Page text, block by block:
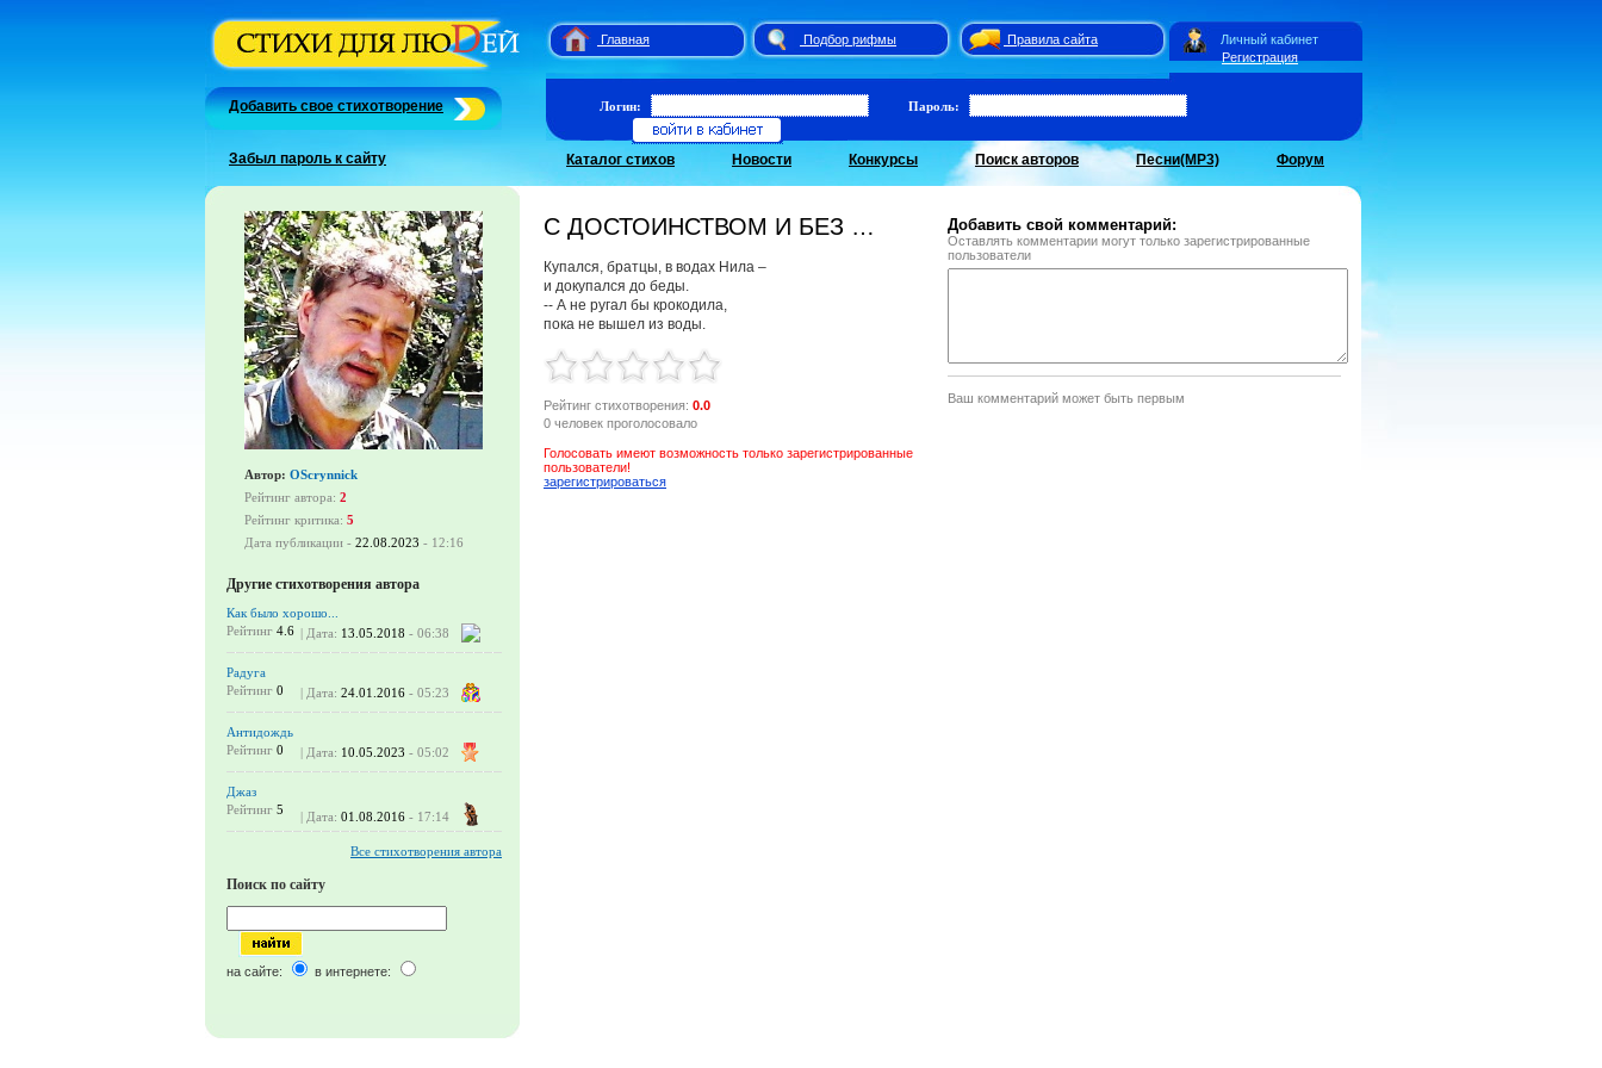
Главная Подбор рифмы
Правила сайта
Регистрация
Личный кабинет
Добавить свое стихотворение
Забыл пароль к сайту
Логин: Пароль:
Каталог стихов Новости Конкурсы Поиск авторов Песни(MP3) Форум
Автор: OScrynnick
Рейтинг автора: 2
Рейтинг критика: 5
Дата публикации - 22.08.2023 - 12:16
Другие стихотворения автора
Как было хорошо...
Рейтинг 4.6 | Дата: 13.05.2018 - 06:38
Радуга
Рейтинг 0 | Дата: 24.01.2016 - 05:23
Антидождь
Рейтинг 0 | Дата: 10.05.2023 - 05:02
Джаз
Рейтинг 5 | Дата: 01.08.2016 - 17:14
Все стихотворения автора
Поиск по сайту
на сайте: в интернете:
С ДОСТОИНСТВОМ И БЕЗ …
Купался, братцы, в водах Нила –
и докупался до беды.
-- А не ругал бы крокодила,
пока не вышел из воды.
Рейтинг стихотворения: 0.0
0 человек проголосовало
Голосовать имеют возможность только зарегистрированные
пользователи!
зарегистрироваться
Добавить свой комментарий:
Оставлять комментарии могут только зарегистрированные
пользователи
Ваш комментарий может быть первым